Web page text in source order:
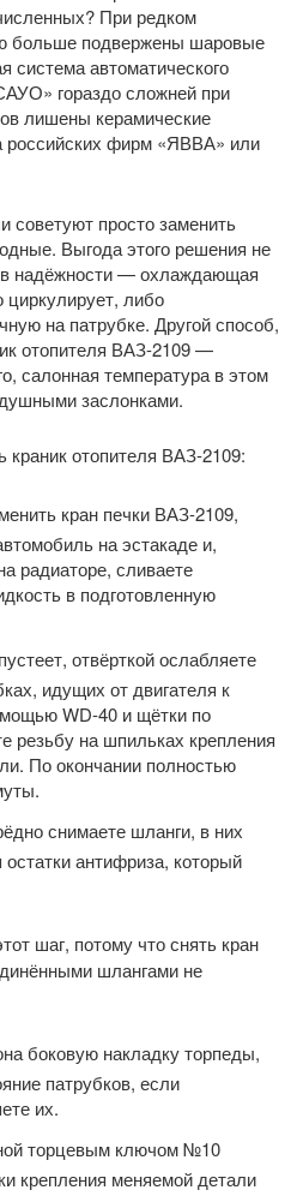
При редком
больше подвержены шаровые
система автоматического
гораздо сложней при
лишены керамические
российских фирм «ЯВВА» или
советуют просто заменить
Выгода этого решения не
в надёжности — охлаждающая
циркулирует, либо
на патрубке. Другой способ,
отопителя ВАЗ-2109 —
салонная температура в этом
заслонками.
краник отопителя ВАЗ-2109:
кран печки ВАЗ-2109,
на эстакаде и,
радиаторе, сливаете
в подготовленную
отвёрткой ослабляете
идущих от двигателя к
WD-40 и щётки по
резьбу на шпильках крепления
По окончании полностью
снимаете шланги, в них
остатки антифриза, который
шаг, потому что снять кран
шлангами не
боковую накладку торпеды,
патрубков, если
их.
торцевым ключом №10
крепления меняемой детали